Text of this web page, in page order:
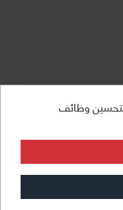
خريطة الموقع
وظائف